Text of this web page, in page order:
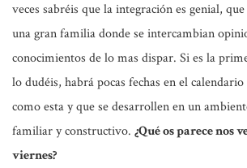
veces sabréis que la integración es genial,
una gran familia donde se intercambian
conocimientos de lo mas dispar. Si es la
lo dudéis, habrá pocas fechas en el
como esta y que se desarrollen en un
familiar y constructivo. ¿Qué os parece nos
viernes?